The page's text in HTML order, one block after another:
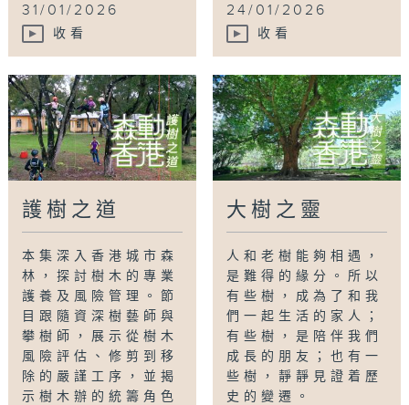
31/01/2026
收看
24/01/2026
收看
護樹之道
本集深入香港城市森
林，探討樹木的專業
護養及風險管理。節
目跟隨資深樹藝師與
攀樹師，展示從樹木
風險評估、修剪到移
除的嚴謹工序，並揭
示樹木辦的統籌角色
大樹之靈
人和老樹能夠相遇，
是難得的緣分。所以
有些樹，成為了和我
們一起生活的家人；
有些樹，是陪伴我們
成長的朋友；也有一
些樹，靜靜見證着歷
史的變遷。